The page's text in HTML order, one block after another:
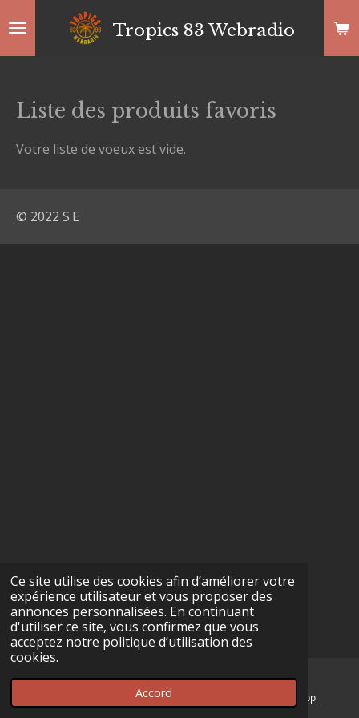
Ce site utilise des cookies afin d’améliorer votre
expérience utilisateur et vous proposer des
annonces personnalisées. En continuant
d'utiliser ce site, vous confirmez que vous
acceptez notre politique d’utilisation des
cookies.
Accord
Tropics 83 Webradio
Liste des produits favoris
Votre liste de voeux est vide.
© 2022 S.E
Téléphone WhatsApp